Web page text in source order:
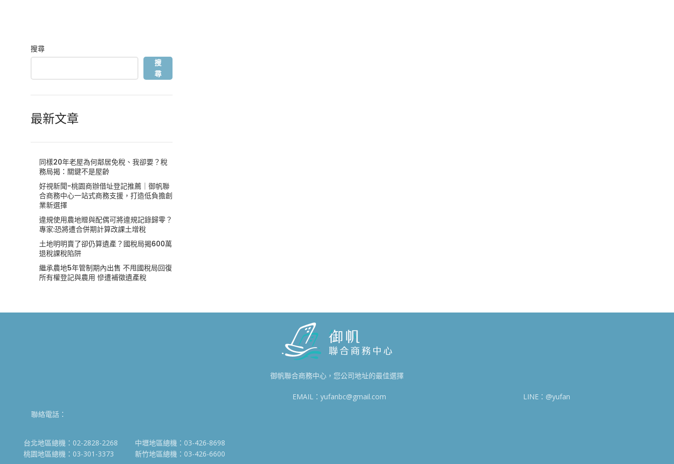
搜尋
搜
尋
最新文章
同樣20年老屋為何鄰居免稅、我卻要？稅
務局揭：關鍵不是屋齡
好視新聞-桃園商辦借址登記推薦｜御帆聯
合商務中心一站式商務支援，打造低負擔創
業新選擇
違規使用農地贈與配偶可將違規記錄歸零？
專家:恐將遭合併期計算改課土增稅
土地明明賣了卻仍算遺產？國稅局揭600萬
退稅課稅陷阱
繼承農地5年管制期內出售 不甩國稅局回復
所有權登記與農用 慘遭補徵遺產稅
御帆聯合商務中心，您公司地址的最佳選擇
聯絡電話：
台北地區總機：02-2828-2268
桃園地區總機：03-301-3373
中壢地區總機：03-426-8698
新竹地區總機：03-426-6600
EMAIL：yufanbc@gmail.com LINE：@yufan